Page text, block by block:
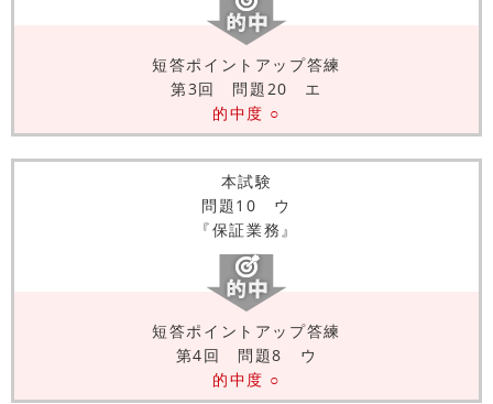
短答ポイントアップ答練
第3回 問題20 エ
的中度 ○
本試験
問題10 ウ
『保証業務』
短答ポイントアップ答練
第4回 問題8 ウ
的中度 ○